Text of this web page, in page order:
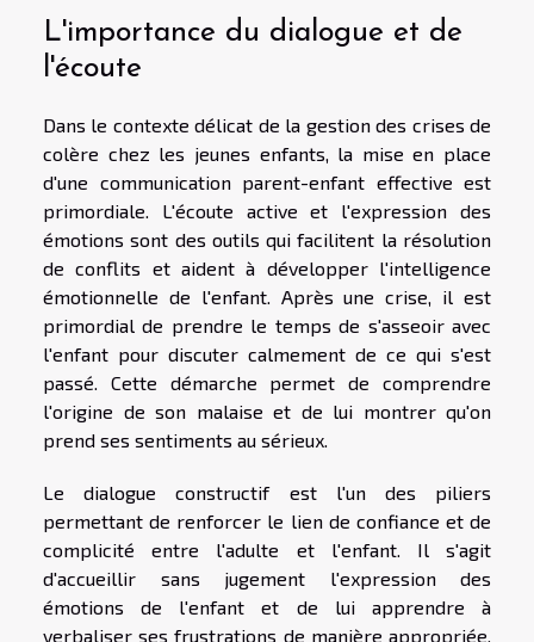
L'importance du dialogue et de
l'écoute
Dans le contexte délicat de la gestion des crises de
colère chez les jeunes enfants, la mise en place
d'une communication parent-enfant effective est
primordiale. L'écoute active et l'expression des
émotions sont des outils qui facilitent la résolution
de conflits et aident à développer l'intelligence
émotionnelle de l'enfant. Après une crise, il est
primordial de prendre le temps de s'asseoir avec
l'enfant pour discuter calmement de ce qui s'est
passé. Cette démarche permet de comprendre
l'origine de son malaise et de lui montrer qu'on
prend ses sentiments au sérieux.
Le dialogue constructif est l'un des piliers
permettant de renforcer le lien de confiance et de
complicité entre l'adulte et l'enfant. Il s'agit
d'accueillir sans jugement l'expression des
émotions de l'enfant et de lui apprendre à
verbaliser ses frustrations de manière appropriée.